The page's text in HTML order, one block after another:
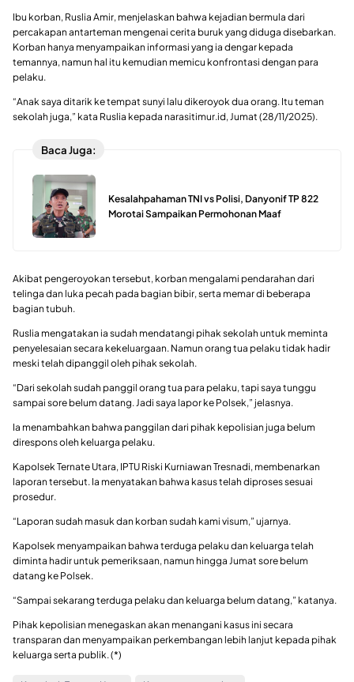
Ibu korban, Ruslia Amir, menjelaskan bahwa kejadian bermula dari
percakapan antarteman mengenai cerita buruk yang diduga disebarkan.
Korban hanya menyampaikan informasi yang ia dengar kepada
temannya, namun hal itu kemudian memicu konfrontasi dengan para
pelaku.
“Anak saya ditarik ke tempat sunyi lalu dikeroyok dua orang. Itu teman
sekolah juga,” kata Ruslia kepada narasitimur.id, Jumat (28/11/2025).
Baca Juga:
Kesalahpahaman TNI vs Polisi, Danyonif TP 822
Morotai Sampaikan Permohonan Maaf
Akibat pengeroyokan tersebut, korban mengalami pendarahan dari
telinga dan luka pecah pada bagian bibir, serta memar di beberapa
bagian tubuh.
Ruslia mengatakan ia sudah mendatangi pihak sekolah untuk meminta
penyelesaian secara kekeluargaan. Namun orang tua pelaku tidak hadir
meski telah dipanggil oleh pihak sekolah.
“Dari sekolah sudah panggil orang tua para pelaku, tapi saya tunggu
sampai sore belum datang. Jadi saya lapor ke Polsek,” jelasnya.
Ia menambahkan bahwa panggilan dari pihak kepolisian juga belum
direspons oleh keluarga pelaku.
Kapolsek Ternate Utara, IPTU Riski Kurniawan Tresnadi, membenarkan
laporan tersebut. Ia menyatakan bahwa kasus telah diproses sesuai
prosedur.
“Laporan sudah masuk dan korban sudah kami visum,” ujarnya.
Kapolsek menyampaikan bahwa terduga pelaku dan keluarga telah
diminta hadir untuk pemeriksaan, namun hingga Jumat sore belum
datang ke Polsek.
“Sampai sekarang terduga pelaku dan keluarga belum datang,” katanya.
Pihak kepolisian menegaskan akan menangani kasus ini secara
transparan dan menyampaikan perkembangan lebih lanjut kepada pihak
keluarga serta publik. (*)